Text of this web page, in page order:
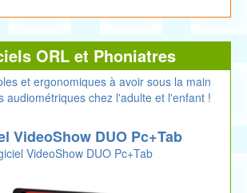
ORL et Phoniatres
et ergonomiques à avoir sous la main
audiométriques chez l'adulte et l'enfant !
VideoShow DUO Pc+Tab
VideoShow DUO Pc+Tab